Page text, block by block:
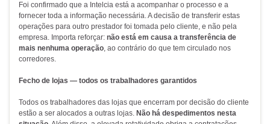
Foi confirmado que a Intelcia está a acompanhar o processo e a
fornecer toda a informação necessária. A decisão de transferir estas
operações para outro prestador foi tomada pelo cliente, e não pela
empresa. Importa reforçar: não está em causa a transferência de
mais nenhuma operação, ao contrário do que tem circulado nos
corredores.
Fecho de lojas — todos os trabalhadores garantidos
Todos os trabalhadores das lojas que encerram por decisão do cliente
estão a ser alocados a outras lojas. Não há despedimentos nesta